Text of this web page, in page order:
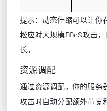
提示：动态伸缩可以让你
松应对大规模DDoS攻击
长。
资源调配
通过资源调配，你的服务
攻击时自动分配额外带宽